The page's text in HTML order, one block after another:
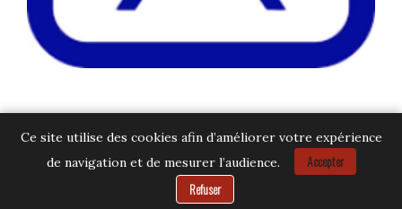
Ce site utilise des cookies afin d’améliorer votre expérience
de navigation et de mesurer l’audience.
Accepter
Refuser